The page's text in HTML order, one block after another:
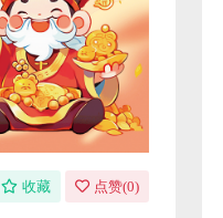
收藏 点赞(0)